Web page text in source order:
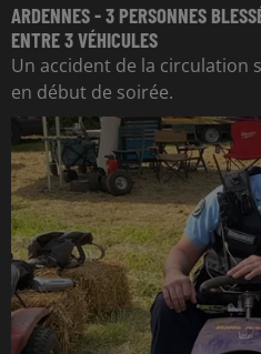
ARDENNES - 3 PERSONNES
ENTRE 3 VÉHICULES
Un accident de la circulation
en début de soirée.